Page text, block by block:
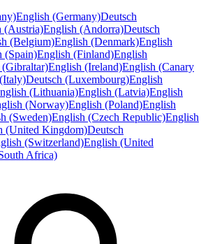
English (Germany)Deutsch
(Austria)English (Andorra)Deutsch
(Belgium)English (Denmark)English
(Spain)English (Finland)English
English (Ireland)English (Canary
Deutsch (Luxembourg)English
(Lithuania)English (Latvia)English
(Norway)English (Poland)English
(Sweden)English (Czech Republic)English
(United Kingdom)Deutsch
(Switzerland)English (United
Africa)